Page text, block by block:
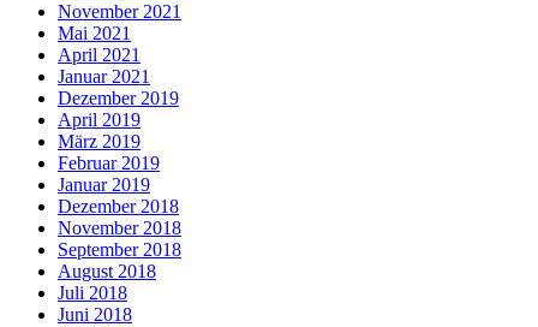
November 2021
Mai 2021
April 2021
Januar 2021
Dezember 2019
April 2019
März 2019
Februar 2019
Januar 2019
Dezember 2018
November 2018
September 2018
August 2018
Juli 2018
Juni 2018